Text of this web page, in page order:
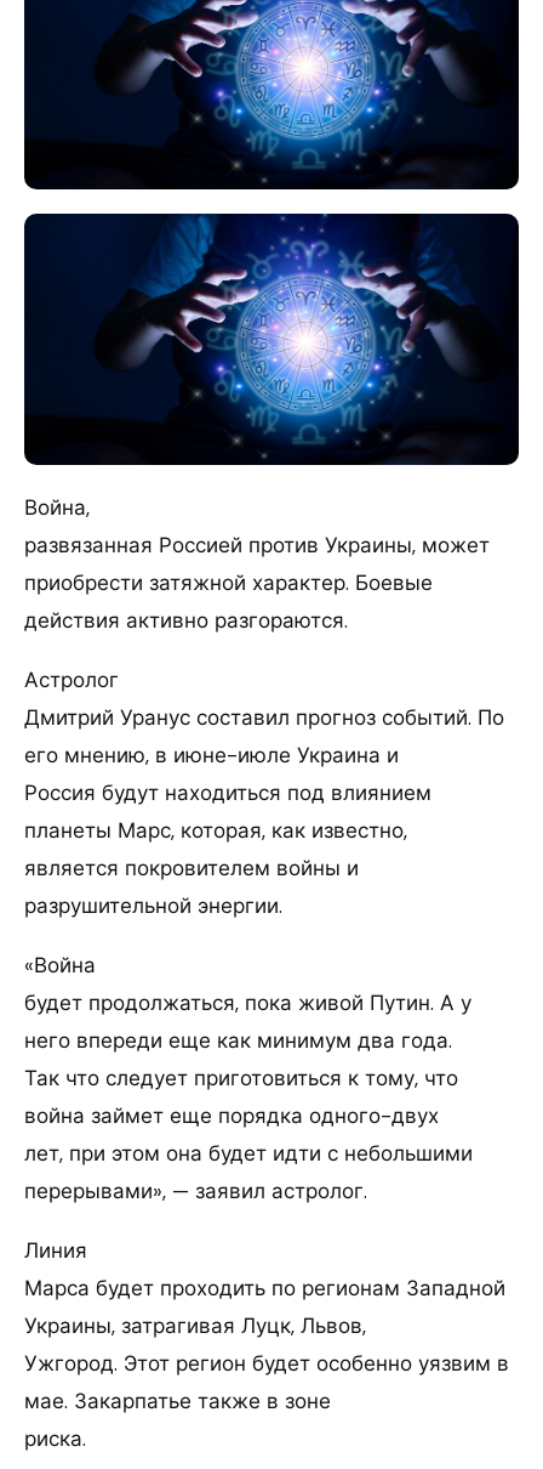
Война,
развязанная Россией против Украины, может
приобрести затяжной характер. Боевые
действия активно разгораются.
Астролог
Дмитрий Уранус составил прогноз событий. По
его мнению, в июне-июле Украина и
Россия будут находиться под влиянием
планеты Марс, которая, как известно,
является покровителем войны и
разрушительной энергии.
«Война
будет продолжаться, пока живой Путин. А у
него впереди еще как минимум два года.
Так что следует приготовиться к тому, что
война займет еще порядка одного-двух
лет, при этом она будет идти с небольшими
перерывами», — заявил астролог.
Линия
Марса будет проходить по регионам Западной
Украины, затрагивая Луцк, Львов,
Ужгород. Этот регион будет особенно уязвим в
мае. Закарпатье также в зоне
риска.